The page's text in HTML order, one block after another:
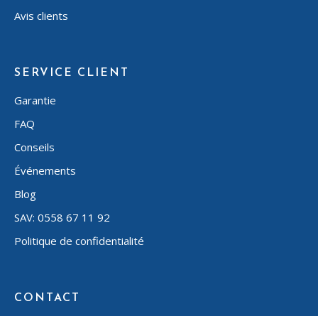
Avis clients
SERVICE CLIENT
Garantie
FAQ
Conseils
Événements
Blog
SAV: 0558 67 11 92
Politique de confidentialité
CONTACT